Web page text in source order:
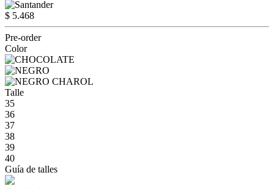
$ 5.468
Pre-order
Color
Talle
35
36
37
38
39
40
Guía de talles